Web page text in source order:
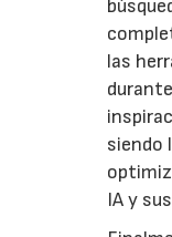
las
siendo
IA y